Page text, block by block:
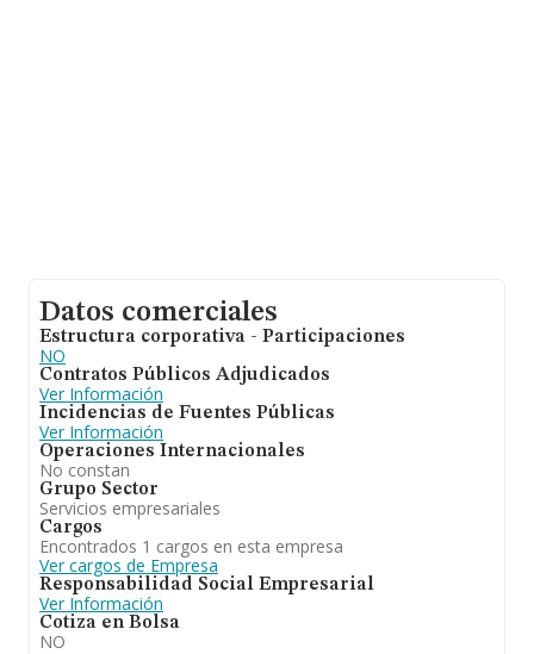
Datos comerciales
Estructura corporativa - Participaciones
NO
Contratos Públicos Adjudicados
Ver Información
Incidencias de Fuentes Públicas
Ver Información
Operaciones Internacionales
No constan
Grupo Sector
Servicios empresariales
Cargos
Encontrados 1 cargos en esta empresa
Ver cargos de Empresa
Responsabilidad Social Empresarial
Ver Información
Cotiza en Bolsa
NO